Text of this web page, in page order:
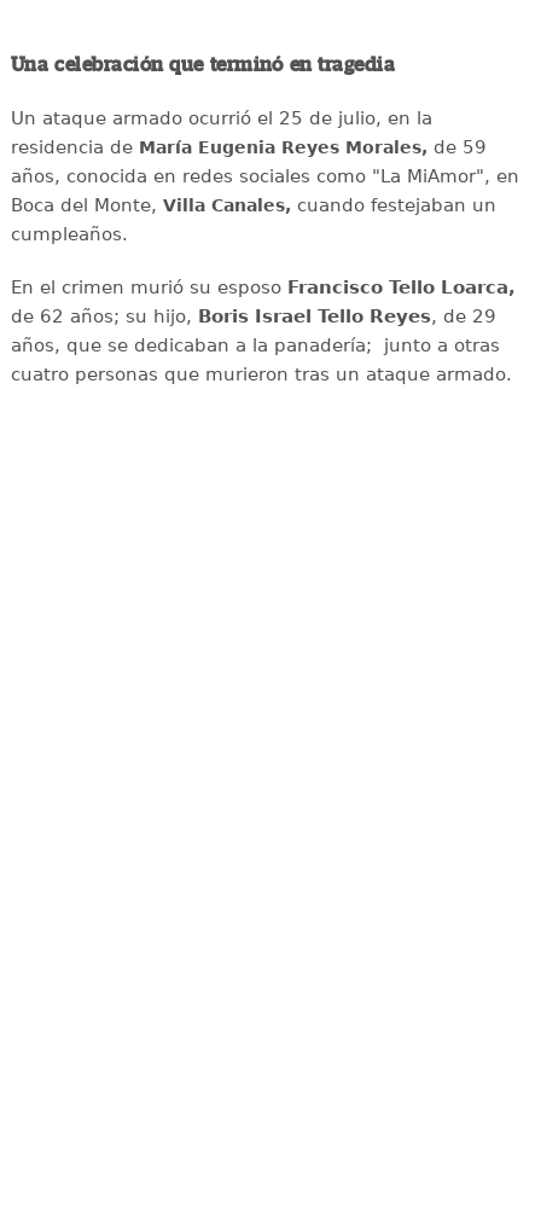
Una celebración que terminó en tragedia
Un ataque armado ocurrió el 25 de julio, en la
residencia de María Eugenia Reyes Morales, de 59
años, conocida en redes sociales como "La MiAmor", en
Boca del Monte, Villa Canales, cuando festejaban un
cumpleaños.
En el crimen murió su esposoFrancisco Tello Loarca,
de 62 años; su hijo, Boris Israel Tello Reyes, de 29
años, que se dedicaban a la panadería; junto a otras
cuatro personas que murieron tras un ataque armado.